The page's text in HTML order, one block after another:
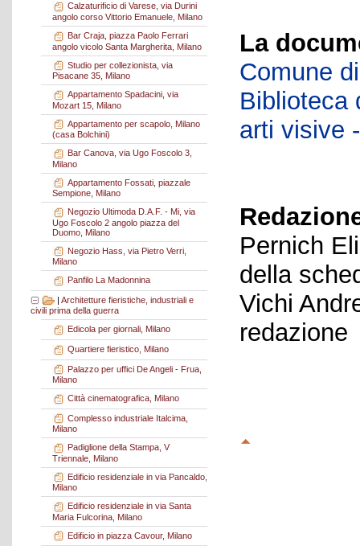
Calzaturificio di Varese, via Durini
angolo corso Vittorio Emanuele, Milano
Bar Craja, piazza Paolo Ferrari
angolo vicolo Santa Margherita, Milano
Studio per collezionista, via
Pisacane 35, Milano
Appartamento Spadacini, via
Mozart 15, Milano
Appartamento per scapolo, Milano
(casa Bolchini)
Bar Canova, via Ugo Foscolo 3,
Milano
Appartamento Fossati, piazzale
Sempione, Milano
Negozio Ultimoda D.A.F. - Mi, via
Ugo Foscolo 2 angolo piazza del
Duomo, Milano
Negozio Hass, via Pietro Verri,
Milano
Panfilo La Madonnina
| Architetture fieristiche, industriali e
civili prima della guerra
Edicola per giornali, Milano
Quartiere fieristico, Milano
Palazzo per uffici De Angeli - Frua,
Milano
Città cinematografica, Milano
Complesso industriale Italcima,
Milano
Padiglione della Stampa, V
Triennale, Milano
Edificio residenziale in via Pancaldo,
Milano
Edificio residenziale in via Santa
Maria Fulcorina, Milano
Edificio in piazza Cavour, Milano
La
Comune
Biblioteca
arti visive
Pernich
della
Vichi
redazione